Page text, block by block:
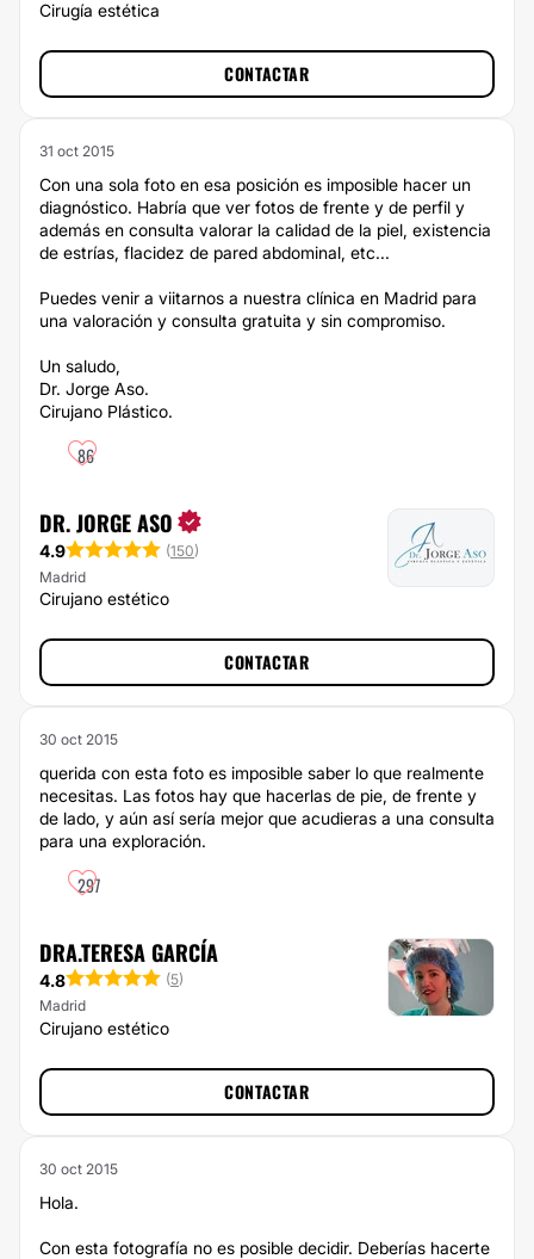
Cirugía estética
CONTACTAR
31 oct 2015
Con una sola foto en esa posición es imposible hacer un
diagnóstico. Habría que ver fotos de frente y de perfil y
además en consulta valorar la calidad de la piel, existencia
de estrías, flacidez de pared abdominal, etc...
Puedes venir a viitarnos a nuestra clínica en Madrid para
una valoración y consulta gratuita y sin compromiso.
Un saludo,
Dr. Jorge Aso.
Cirujano Plástico.
86
DR. JORGE ASO
4.9 (150)
Madrid
Cirujano estético
CONTACTAR
30 oct 2015
querida con esta foto es imposible saber lo que realmente
necesitas. Las fotos hay que hacerlas de pie, de frente y
de lado, y aún así sería mejor que acudieras a una consulta
para una exploración.
297
DRA.TERESA GARCÍA
4.8 (5)
Madrid
Cirujano estético
CONTACTAR
30 oct 2015
Hola.
Con esta fotografía no es posible decidir. Deberías hacerte